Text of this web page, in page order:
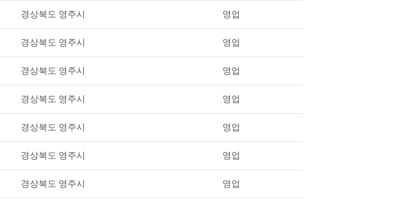
경상북도 영주시 영업
경상북도 영주시 영업
경상북도 영주시 영업
경상북도 영주시 영업
경상북도 영주시 영업
경상북도 영주시 영업
경상북도 영주시 영업